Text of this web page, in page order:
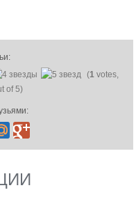
(1 votes,
of 5)